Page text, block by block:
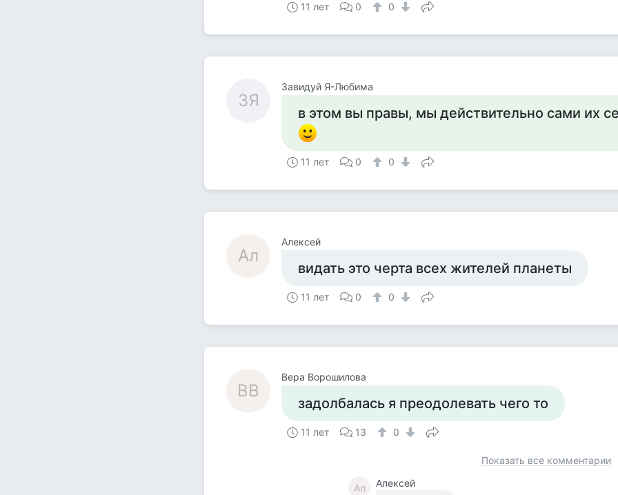
11 лет 0 0
ЗЯ
Завидуй Я-Любима
в этом вы правы, мы действительно сами их
11 лет 0 0
Ал
Алексей
видать это черта всех жителей планеты
11 лет 0 0
ВВ
Вера Ворошилова
задолбалась я преодолевать чего то
11 лет 13 0
Показать все комментарии
Ал Алексей